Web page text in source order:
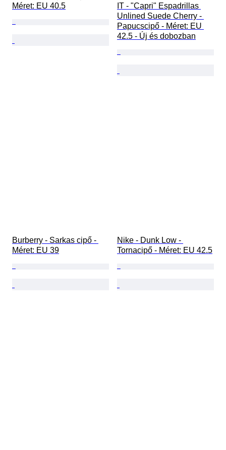
Méret: EU 40.5
IT - "Capri" Espadrillas
Unlined Suede Cherry -
Papucscipő - Méret: EU
42.5 - Új és dobozban
Burberry - Sarkas cipő -
Méret: EU 39
Nike - Dunk Low -
Tornacipő - Méret: EU 42.5